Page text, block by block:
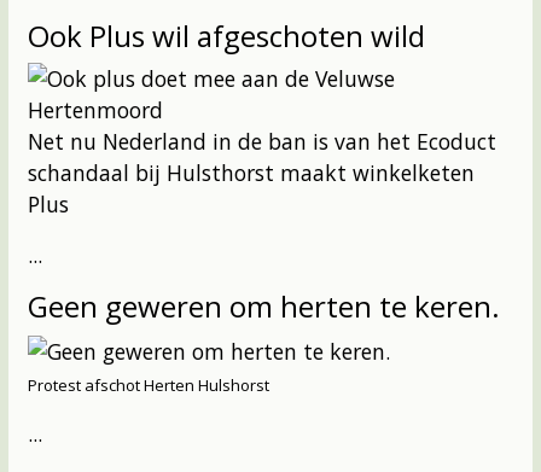
Ook Plus wil afgeschoten wild
Net nu Nederland in de ban is van het Ecoduct
schandaal bij Hulsthorst maakt winkelketen
Plus
...
Geen geweren om herten te keren.
Protest afschot Herten Hulshorst
...